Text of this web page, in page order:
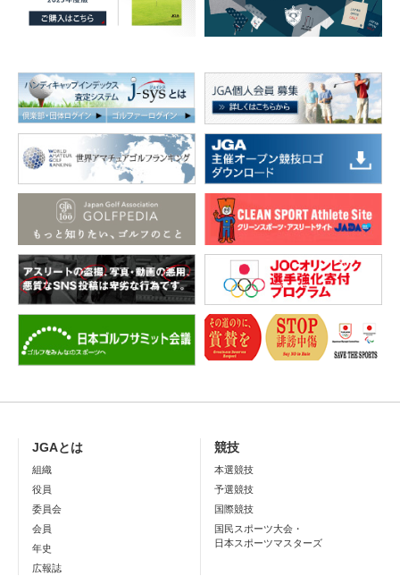
JGAとは
組織
役員
委員会
会員
年史
広報誌
競技
本選競技
予選競技
国際競技
国民スポーツ大会・
日本スポーツマスターズ